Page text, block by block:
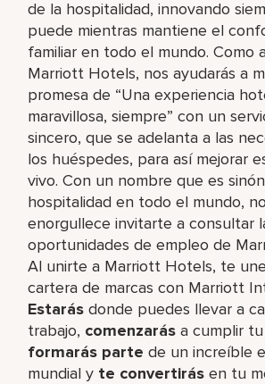
de la hospitalidad, innovando
puede mientras mantiene el
familiar en todo el mundo. Como
Marriott Hotels, nos ayudarás a
promesa de “Una experiencia
maravillosa, siempre” con un
sincero, que se adelanta a las
los huéspedes, para así mejorar
vivo. Con un nombre que es
hospitalidad en todo el mundo,
enorgullece invitarte a consultar
oportunidades de empleo de
Al unirte a Marriott Hotels, te
cartera de marcas con Marriott
Estarás donde puedes llevar a
trabajo,​ comenzarás a cumplir
formarás parte de un increíble​
mundial y te convertirás en tu